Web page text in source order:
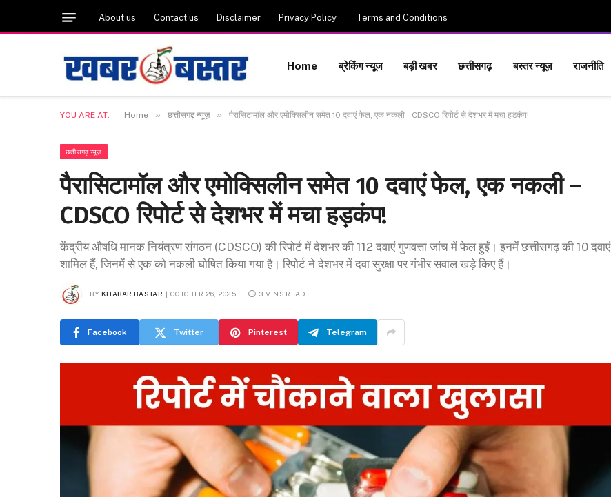
About us Contact us Disclaimer Privacy Policy Terms and Conditions
Home ब्रेकिंग न्यूज बड़ी खबर छत्तीसगढ़ बस्तर न्यूज़ राजनीति
YOU ARE AT: Home » छत्तीसगढ़ न्यूज़ » पैरासिटामॉल और एमोक्सिलीन समेत 10 दवाएं फेल, एक नकली – CDSCO रिपोर्ट से देशभर में मचा हड़कंप!
छत्तीसगढ़ न्यूज़
पैरासिटामॉल और एमोक्सिलीन समेत 10 दवाएं फेल, एक नकली –
CDSCO रिपोर्ट से देशभर में मचा हड़कंप!
केंद्रीय औषधि मानक नियंत्रण संगठन (CDSCO) की रिपोर्ट में देशभर की 112 दवाएं गुणवत्ता जांच में फेल हुईं। इनमें छत्तीसगढ़ की 10 दवाएं
शामिल हैं, जिनमें से एक को नकली घोषित किया गया है। रिपोर्ट ने देशभर में दवा सुरक्षा पर गंभीर सवाल खड़े किए हैं।
BY KHABAR BASTAR OCTOBER 26, 2025 3 MINS READ
Facebook Twitter Pinterest Telegram